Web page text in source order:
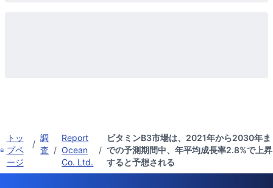
トッ
プペ
ージ
/
調
査 /
Report
Ocean
Co. Ltd.
/
ビタミンB3市場は、2021年から2030年ま
での予測期間中、年平均成長率2.8%で上昇
すると予想される